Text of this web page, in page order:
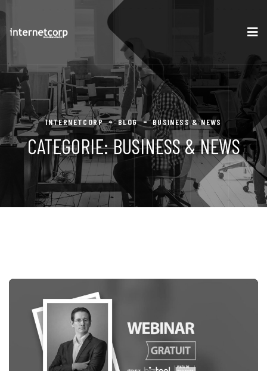
INTERNETCORP BLOG BUSINESS & NEWS
CATEGORIE:BUSINESS & NEWS